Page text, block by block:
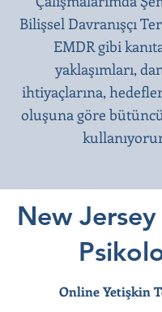
Bilişsel Davranışçı
EMDR gibi
yaklaşımları,
ihtiyaçlarına,
oluşuna göre
New
Online Yetişkin